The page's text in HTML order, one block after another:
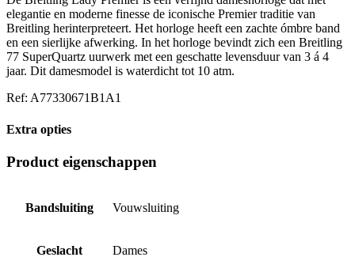
elegantie en moderne finesse de iconische Premier traditie van
Breitling herinterpreteert. Het horloge heeft een zachte ómbre band
en een sierlijke afwerking. In het horloge bevindt zich een Breitling
77 SuperQuartz uurwerk met een geschatte levensduur van 3 á 4
jaar. Dit damesmodel is waterdicht tot 10 atm.
Ref: A77330671B1A1
Extra opties
Product eigenschappen
Bandsluiting Vouwsluiting
Geslacht Dames